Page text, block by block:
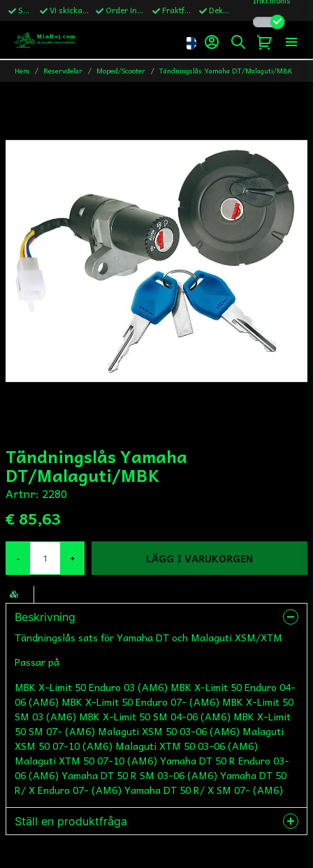
Snabba leveranser Vi skickar till Sverige,Danmark & Finland Order innan kl.13 skickas samma vardag Fraktfritt över 1200kr till Sverige Dekaler ingår i alla ordrar
Hem Reservdelar Moped/Scooter Tändningslås Yamaha DT/Malaguti/MBK
Tändningslås Yamaha
DT/Malaguti/MBK
Artnr: 2280
€ 85,63
- + LÄGG I VARUKORGEN
Beskrivning
Tändningslås sats för Yamaha DT och Malaguti XSM/XTM
Passar på
MBK X-Limit 50 Enduro 03 (AM6) MBK X-Limit 50 Enduro 04-
06 (AM6) MBK X-Limit 50 Enduro 07- (AM6) MBK X-Limit 50
SM 03 (AM6) MBK X-Limit 50 SM 04-06 (AM6) MBK X-Limit
50 SM 07- (AM6) Malaguti XSM 50 03-06 (AM6) Malaguti
XSM 50 07-10 (AM6) Malaguti XTM 50 03-06 (AM6)
Malaguti XTM 50 07-10 (AM6) Yamaha DT 50 R Enduro 03-
06 (AM6) Yamaha DT 50 R SM 03-06 (AM6) Yamaha DT 50
R/ X Enduro 07- (AM6) Yamaha DT 50 R/ X SM 07- (AM6)
Ställ en produktfråga